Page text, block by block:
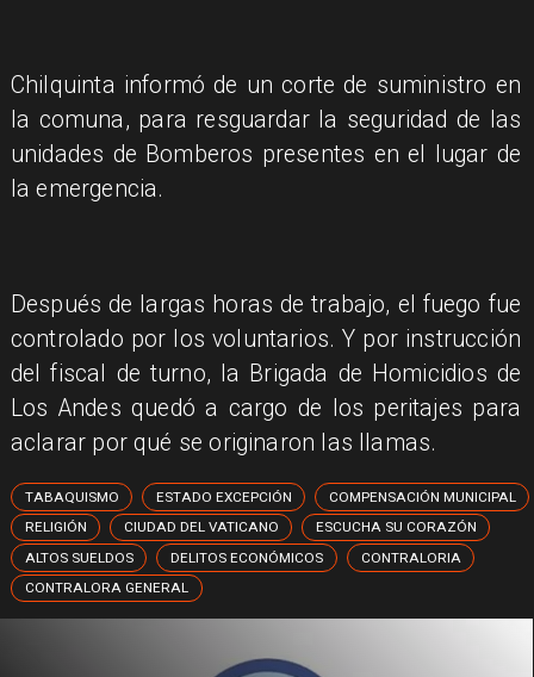
Chilquinta informó de un corte de suministro en
la comuna, para resguardar la seguridad de las
unidades de Bomberos presentes en el lugar de
la emergencia.
Después de largas horas de trabajo, el fuego fue
controlado por los voluntarios. Y por instrucción
del fiscal de turno, la Brigada de Homicidios de
Los Andes quedó a cargo de los peritajes para
aclarar por qué se originaron las llamas.
TABAQUISMO ESTADO EXCEPCIÓN
COMPENSACIÓN MUNICIPAL
RELIGIÓN
CIUDAD DEL VATICANO
ESCUCHA SU CORAZÓN
ALTOS SUELDOS
DELITOS ECONÓMICOS
CONTRALORIA
CONTRALORA GENERAL